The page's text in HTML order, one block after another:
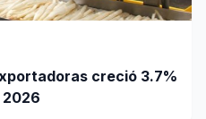
creció 3.7%